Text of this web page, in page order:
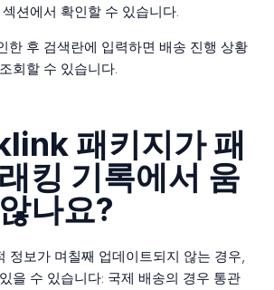
션에서 확인할 수 있습니다.
한 후 검색란에 입력하면 배송 진행 상황
회할 수 있습니다.
패키지가 패
킹 기록에서 움
나요?
정보가 며칠째 업데이트되지 않는 경우,
을 수 있습니다: 국제 배송의 경우 통관